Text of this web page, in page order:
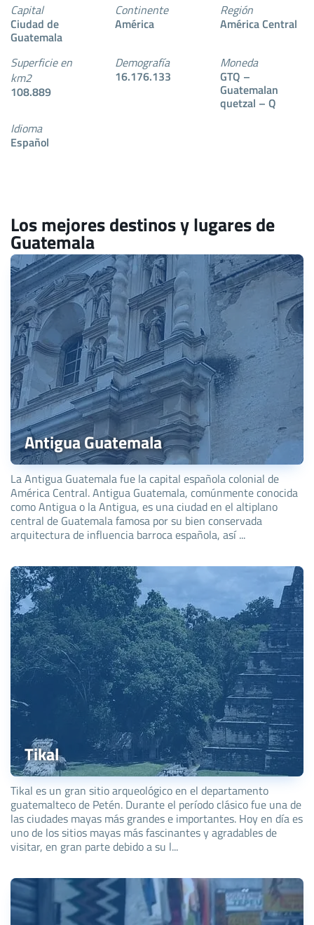
Capital
Ciudad de
Guatemala
Continente
América
Región
América Central
Superficie en
km2
108.889
Demografía
16.176.133
Moneda
GTQ –
Guatemalan
quetzal – Q
Idioma
Español
Los mejores destinos y lugares de
Guatemala
Antigua Guatemala
La Antigua Guatemala fue la capital española colonial de
América Central. Antigua Guatemala, comúnmente conocida
como Antigua o la Antigua, es una ciudad en el altiplano
central de Guatemala famosa por su bien conservada
arquitectura de influencia barroca española, así ...
Tikal
Tikal es un gran sitio arqueológico en el departamento
guatemalteco de Petén. Durante el período clásico fue una de
las ciudades mayas más grandes e importantes. Hoy en día es
uno de los sitios mayas más fascinantes y agradables de
visitar, en gran parte debido a su l...